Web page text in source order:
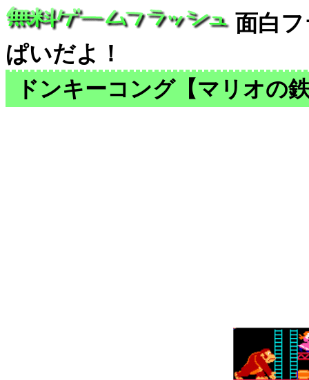
面白
ぱいだよ！
ドンキーコング【マリオの